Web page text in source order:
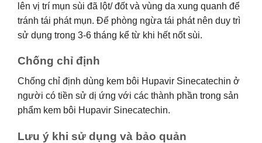
lên vị trí mụn sùi đã lột/ đốt và vùng da xung quanh để
tránh tái phát mụn. Để phòng ngừa tái phát nên duy trì
sử dụng trong 3-6 tháng kể từ khi hết nốt sùi.
Chống chỉ định
Chống chỉ định dùng kem bôi Hupavir Sinecatechin ở
người có tiền sử dị ứng với các thành phần trong sản
phẩm kem bôi Hupavir Sinecatechin.
Lưu ý khi sử dụng và bảo quản